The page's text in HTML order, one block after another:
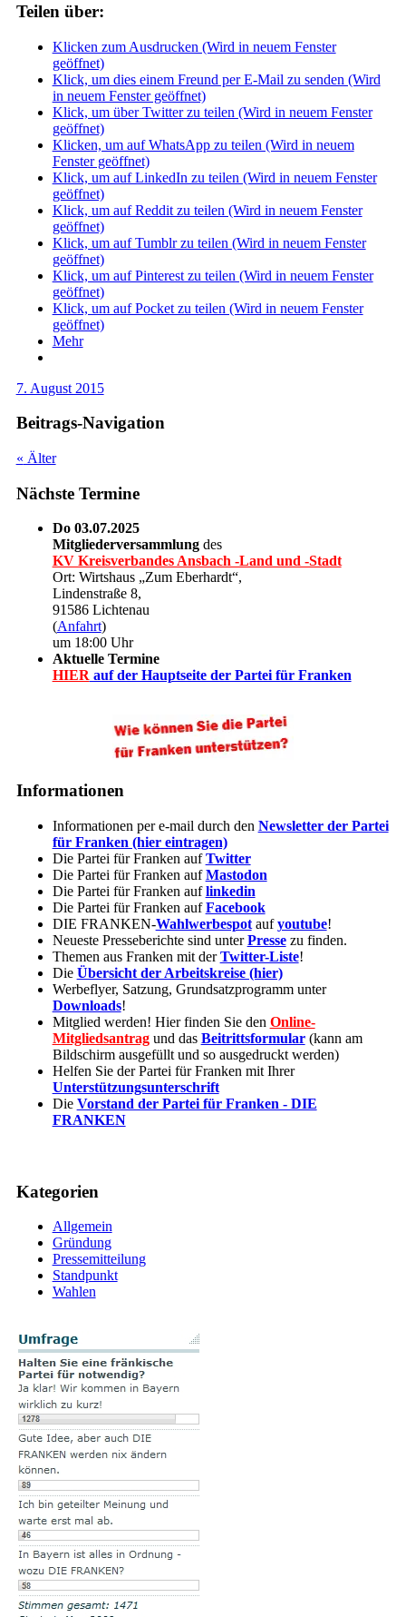
Teilen über:
Klicken zum Ausdrucken (Wird in neuem Fenster
geöffnet)
Klick, um dies einem Freund per E-Mail zu senden (Wird
in neuem Fenster geöffnet)
Klick, um über Twitter zu teilen (Wird in neuem Fenster
geöffnet)
Klicken, um auf WhatsApp zu teilen (Wird in neuem
Fenster geöffnet)
Klick, um auf LinkedIn zu teilen (Wird in neuem Fenster
geöffnet)
Klick, um auf Reddit zu teilen (Wird in neuem Fenster
geöffnet)
Klick, um auf Tumblr zu teilen (Wird in neuem Fenster
geöffnet)
Klick, um auf Pinterest zu teilen (Wird in neuem Fenster
geöffnet)
Klick, um auf Pocket zu teilen (Wird in neuem Fenster
geöffnet)
Mehr
7. August 2015
Beitrags-Navigation
« Älter
Nächste Termine
Do 03.07.2025
Mitgliederversammlungdes
KV Kreisverbandes Ansbach -Land und -Stadt
Ort: Wirtshaus „Zum Eberhardt“,
Lindenstraße 8,
91586 Lichtenau
(Anfahrt)
um 18:00 Uhr
Aktuelle Termine
HIERauf der Hauptseite der Partei für Franken
Informationen
Informationen per e-mail durch den Newsletter der Partei
für Franken (hier eintragen)
Die Partei für Franken aufTwitter
Die Partei für Franken aufMastodon
Die Partei für Franken auflinkedin
Die Partei für Franken aufFacebook
DIE FRANKEN-Wahlwerbespotaufyoutube!
Neueste Presseberichte sind unterPressezu finden.
Themen aus Franken mit derTwitter-Liste!
Die Übersicht der Arbeitskreise (hier)
Werbeflyer, Satzung, Grundsatzprogramm unter
Downloads!
Mitglied werden! Hier finden Sie den Online-
Mitgliedsantragund das Beitrittsformular(kann am
Bildschirm ausgefüllt und so ausgedruckt werden)
Helfen Sie der Partei für Franken mit Ihrer
Unterstützungsunterschrift
Die Vorstand der Partei für Franken - DIE
FRANKEN
Kategorien
Allgemein
Gründung
Pressemitteilung
Standpunkt
Wahlen